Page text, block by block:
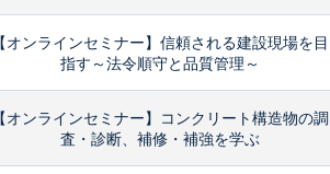
【オンラインセミナー】信頼される建設現場を目
指す～法令順守と品質管理～
【オンラインセミナー】コンクリート構造物の調
査・診断、補修・補強を学ぶ